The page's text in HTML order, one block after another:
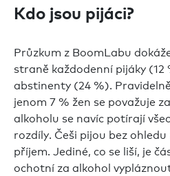
Kdo jsou pijáci?
Průzkum z BoomLabu
straně každodenní pijáky
abstinenty (24 %).
jenom 7 % žen se považuje
alkoholu se navíc potírají
rozdíly. Češi pijou bez
příjem. Jediné, co se liší, je
ochotní za alkohol